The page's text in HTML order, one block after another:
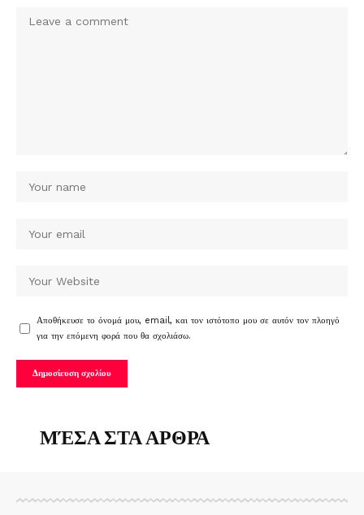
Αποθήκευσε το όνομά μου, email, και τον ιστότοπο μου σε αυτόν τον πλοηγό
για την επόμενη φορά που θα σχολιάσω.
ΜΈΣΑ ΣΤΑ ΑΡΘΡΑ